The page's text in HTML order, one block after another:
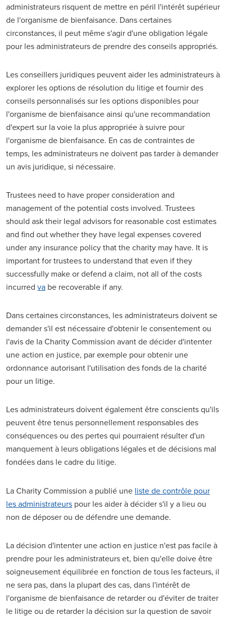
administrateurs risquent de mettre en péril l'intérêt supérieur
de l'organisme de bienfaisance. Dans certaines
circonstances, il peut même s'agir d'une obligation légale
pour les administrateurs de prendre des conseils appropriés.
Les conseillers juridiques peuvent aider les administrateurs à
explorer les options de résolution du litige et fournir des
conseils personnalisés sur les options disponibles pour
l'organisme de bienfaisance ainsi qu'une recommandation
d'expert sur la voie la plus appropriée à suivre pour
l'organisme de bienfaisance. En cas de contraintes de
temps, les administrateurs ne doivent pas tarder à demander
un avis juridique, si nécessaire.
Trustees need to have proper consideration and
management of the potential costs involved. Trustees
should ask their legal advisors for reasonable cost estimates
and find out whether they have legal expenses covered
under any insurance policy that the charity may have. It is
important for trustees to understand that even if they
successfully make or defend a claim, not all of the costs
incurred va be recoverable if any.
Dans certaines circonstances, les administrateurs doivent se
demander s'il est nécessaire d'obtenir le consentement ou
l'avis de la Charity Commission avant de décider d'intenter
une action en justice, par exemple pour obtenir une
ordonnance autorisant l'utilisation des fonds de la charité
pour un litige.
Les administrateurs doivent également être conscients qu'ils
peuvent être tenus personnellement responsables des
conséquences ou des pertes qui pourraient résulter d'un
manquement à leurs obligations légales et de décisions mal
fondées dans le cadre du litige.
La Charity Commission a publié une liste de contrôle pour
les administrateurs pour les aider à décider s'il y a lieu ou
non de déposer ou de défendre une demande.
La décision d'intenter une action en justice n'est pas facile à
prendre pour les administrateurs et, bien qu'elle doive être
soigneusement équilibrée en fonction de tous les facteurs, il
ne sera pas, dans la plupart des cas, dans l'intérêt de
l'organisme de bienfaisance de retarder ou d'éviter de traiter
le litige ou de retarder la décision sur la question de savoir